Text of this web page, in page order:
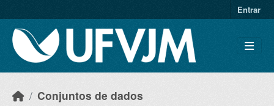
Entrar
Conjuntos de dados